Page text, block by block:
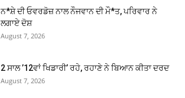
ਨ*ਸ਼ੇ ਦੀ ਓਵਰਡੋਜ਼ ਨਾਲ ਨੌਜਵਾਨ ਦੀ ਮੌ*ਤ, ਪਰਿਵਾਰ ਨੇ
ਲਗਾਏ ਦੋਸ਼
August 7, 2026
2 ਸਾਲ ’12ਵਾਂ ਖਿਡਾਰੀ’ ਰਹੇ, ਰਹਾਣੇ ਨੇ ਬਿਆਨ ਕੀਤਾ ਦਰਦ
August 7, 2026